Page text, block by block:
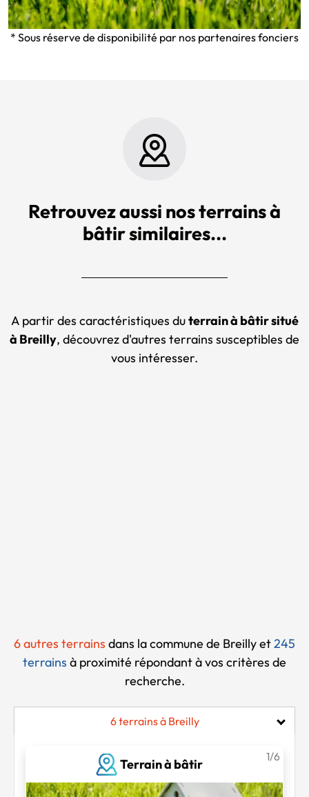
* Sous réserve de disponibilité par nos partenaires fonciers
Retrouvez aussi nos terrains à
bâtir similaires...
A partir des caractéristiques duterrain à bâtir situé
à Breilly, découvrez d'autres terrains susceptibles de
vous intéresser.
6 autres terrains dans la commune de Breilly et245
terrains à proximité répondant à vos critères de
recherche.
6 terrains à Breilly
Terrain à bâtir
1/6